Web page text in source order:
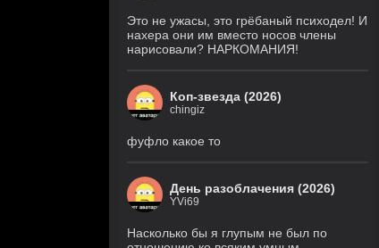
Это не ужасы, это грёбаный психодел! И
нахера они им вместо носов члены
нарисовали? НАРКОМАНИЯ!
Коп-звезда (2026)
chingiz
фуфло какое то
День разоблачения (2026)
YVi69
Насколько бы я глупым не был по